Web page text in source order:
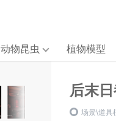
动物昆虫 植物模型
后末
场景\道具